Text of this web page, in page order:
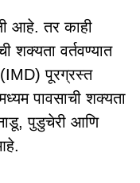
आहे. तर काही
शक्यता वर्तवण्यात
(IMD) पूरग्रस्त
पावसाची शक्यता
पुडुचेरी आणि